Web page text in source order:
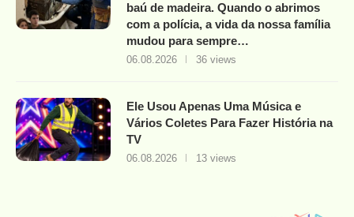
baú de madeira. Quando o abrimos
com a polícia, a vida da nossa família
mudou para sempre…
06.08.2026 36 views
Ele Usou Apenas Uma Música e
Vários Coletes Para Fazer História na
TV
06.08.2026 13 views